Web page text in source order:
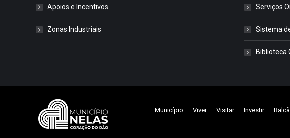
Apoios e Incentivos
Zonas Industriais
Serviços
Sistema
Biblioteca
Município Viver Visitar Investir